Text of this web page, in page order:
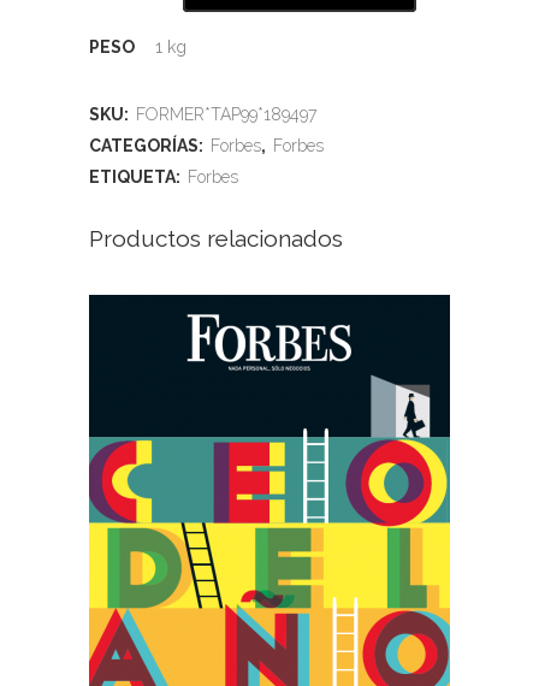
PESO 1 kg
SKU: FORMER*TAP99*189497
CATEGORÍAS: Forbes, Forbes
ETIQUETA: Forbes
Productos relacionados